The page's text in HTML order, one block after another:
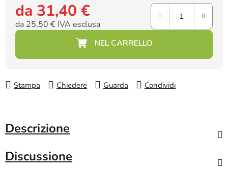
da 31,40 €
da 25,50 € IVA esclusa
Prezzo della misura:
Stampa Chiedere Guarda Condividi
Descrizione
Discussione